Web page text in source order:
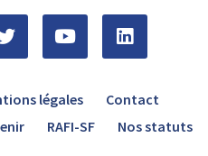
légales
Contact
RAFI-SF Nos statuts